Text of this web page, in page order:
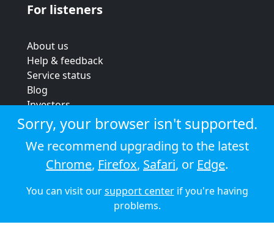
For listeners
About us
Help & feedback
Service status
Blog
Investors
Strategic review
Terms & conditions
Privacy policy
Cookie policy
© 2026 Audioboom
Sorry, your browser isn't supported.
We recommend upgrading to the latest
Chrome, Firefox, Safari, or Edge.
You can visit oursupport centerif you're having
problems.